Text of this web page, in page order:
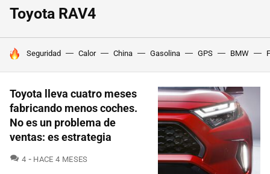
Toyota RAV4
HOY SE HABLA DE
Seguridad Calor China Gasolina GPS BMW
Toyota lleva cuatro meses
fabricando menos coches.
No es un problema de
ventas: es estrategia
4 COMENTARIOS
HACE 4 MESES